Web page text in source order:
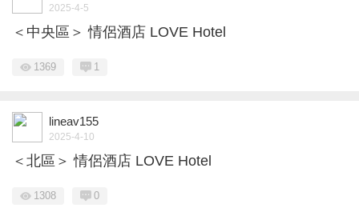
2025-4-5
＜中央區＞ 情侶酒店 LOVE Hotel
1369 1
lineav155
2025-4-10
＜北區＞ 情侶酒店 LOVE Hotel
1308 0